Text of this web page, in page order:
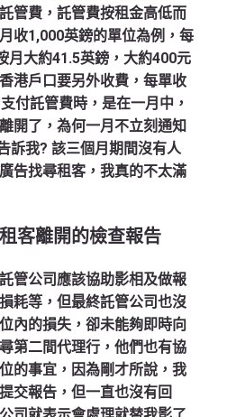
管費，託管費按租金高低而
收1,000英鎊的單位為例，每
月大約41.5英鎊，大約400元
港戶口要另外收費，每單收
付託管費時，是在一月中，
開了，為何一月不立刻通知
訴我? 該三個月期間沒有人
告找尋租客，我真的不太滿
客離開的檢查報告
管公司應該協助影相及做報
耗等，但最終託管公司也沒
內的損失，卻未能夠即時向
第二間代理行，他們也有協
的事宜，因為剛才所說，我
交報告，但一直也沒有回